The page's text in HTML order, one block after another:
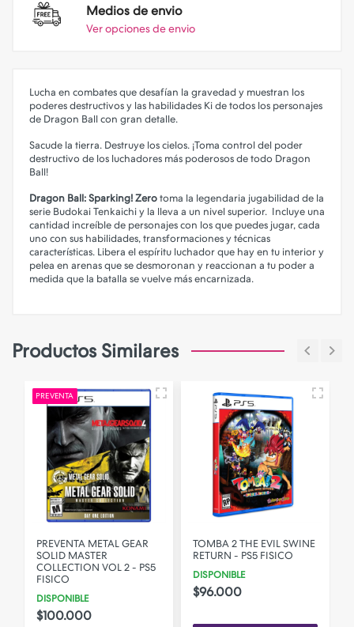
Medios de envio
Ver opciones de envio
Lucha en combates que desafían la gravedad y muestran los
poderes destructivos y las habilidades Ki de todos los personajes
de Dragon Ball con gran detalle.
Sacude la tierra. Destruye los cielos. ¡Toma control del poder
destructivo de los luchadores más poderosos de todo Dragon
Ball!
Dragon Ball: Sparking! Zero toma la legendaria jugabilidad de la
serie Budokai Tenkaichi y la lleva a un nivel superior. Incluye una
cantidad increíble de personajes con los que puedes jugar, cada
uno con sus habilidades, transformaciones y técnicas
características. Libera el espíritu luchador que hay en tu interior y
pelea en arenas que se desmoronan y reaccionan a tu poder a
medida que la batalla se vuelve más encarnizada.
Productos Similares
PREVENTA
PREVENTA METAL GEAR
SOLID MASTER
COLLECTION VOL 2 - PS5
FISICO
DISPONIBLE
$100.000
TOMBA 2 THE EVIL SWINE
RETURN - PS5 FISICO
DISPONIBLE
$96.000